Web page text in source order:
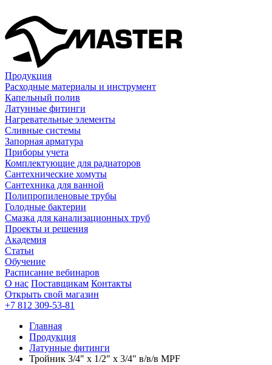
Продукция
Расходные материалы и инструмент
Капельный полив
Латунные фитинги
Нагревательные элементы
Сливные системы
Запорная арматура
Приборы учета
Комплектующие для радиаторов
Сантехнические хомуты
Сантехника для ванной
Полипропиленовые трубы
Голодные бактерии
Смазка для канализационных труб
Проекты и решения
Академия
Статьи
Обучение
Расписание вебинаров
О нас Поставщикам Контакты
Открыть свой магазин
+7 812 309-53-81
Главная
Продукция
Латунные фитинги
Тройник 3/4" х 1/2" х 3/4" в/в/в MPF